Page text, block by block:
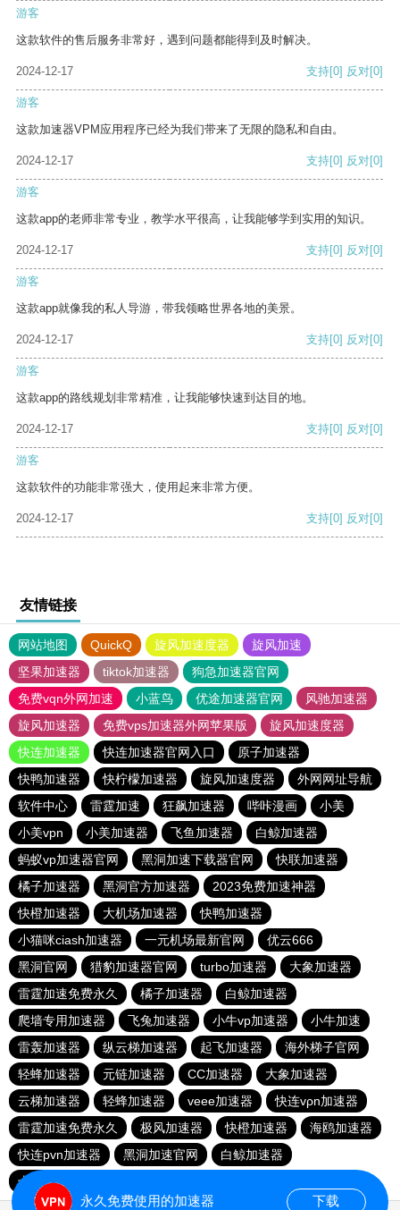
游客
这款软件的售后服务非常好，遇到问题都能得到及时解决。
2024-12-17 支持[0] 反对[0]
游客
这款加速器VPM应用程序已经为我们带来了无限的隐私和自由。
2024-12-17 支持[0] 反对[0]
游客
这款app的老师非常专业，教学水平很高，让我能够学到实用的知识。
2024-12-17 支持[0] 反对[0]
游客
这款app就像我的私人导游，带我领略世界各地的美景。
2024-12-17 支持[0] 反对[0]
游客
这款app的路线规划非常精准，让我能够快速到达目的地。
2024-12-17 支持[0] 反对[0]
游客
这款软件的功能非常强大，使用起来非常方便。
2024-12-17 支持[0] 反对[0]
友情链接
网站地图 QuickQ 旋风加速度器
旋风加速
坚果加速器
tiktok加速器
狗急加速器官网
免费vqn外网加速
小蓝鸟 优途加速器官网
风驰加速器
旋风加速器
免费vps加速器外网苹果版
旋风加速度器
快连加速器
快连加速器官网入口
原子加速器
快鸭加速器
快柠檬加速器 旋风加速度器
外网网址导航
软件中心
雷霆加速 狂飙加速器 哔咔漫画
小美
小美vpn
小美加速器 飞鱼加速器
白鲸加速器
蚂蚁vp加速器官网
黑洞加速下载器官网
快联加速器
橘子加速器
黑洞官方加速器
2023免费加速神器
快橙加速器
大机场加速器
快鸭加速器
小猫咪ciash加速器
一元机场最新官网
优云666
黑洞官网
猎豹加速器官网 turbo加速器
大象加速器
雷霆加速免费永久
橘子加速器
白鲸加速器
爬墙专用加速器
飞兔加速器 小牛vp加速器
小牛加速
雷轰加速器
纵云梯加速器 起飞加速器
海外梯子官网
轻蜂加速器
元链加速器 CC加速器
大象加速器
云梯加速器
轻蜂加速器 veee加速器
快连vρn加速器
雷霆加速免费永久
极风加速器 快橙加速器
海鸥加速器
快连pvn加速器
黑洞加速官网
白鲸加速器
十大免费网络加速神器
永久免费使用的加速器 下载